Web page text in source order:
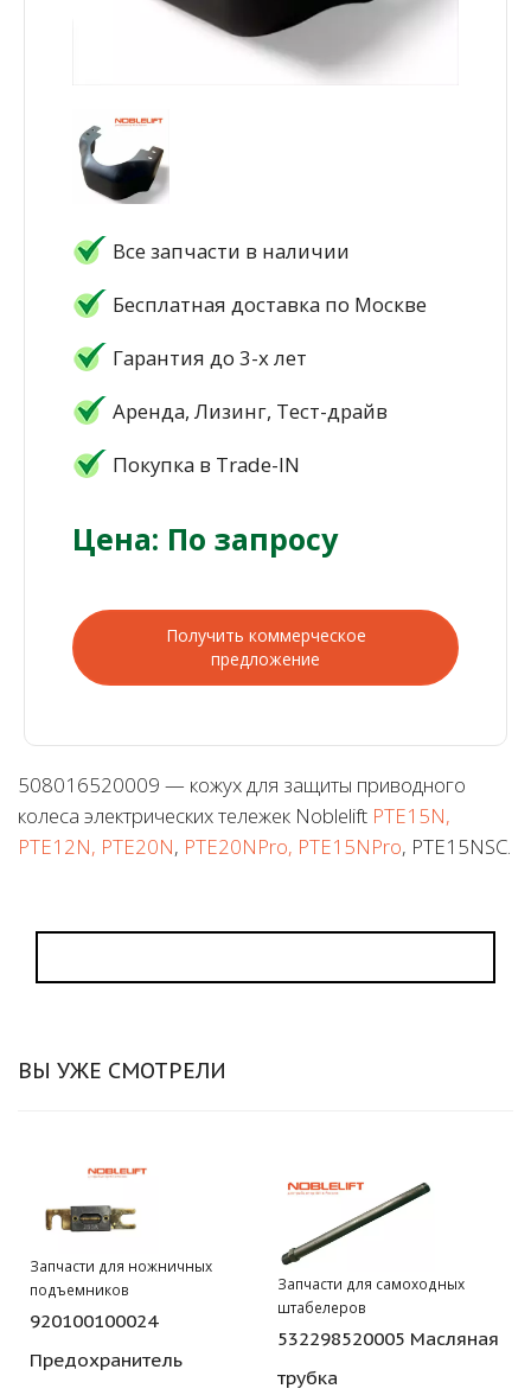
Все запчасти в наличии
Бесплатная доставка по Москве
Гарантия до 3-х лет
Аренда, Лизинг, Тест-драйв
Покупка в Trade-IN
Цена: По запросу
Получить коммерческое
предложение
508016520009 — кожух для защиты приводного
колеса электрических тележек Noblelift PTE15N,
PTE12N, PTE20N, PTE20NPro, PTE15NPro, PTE15NSC.
ВЫ УЖЕ СМОТРЕЛИ
Запчасти для ножничных
подъемников
920100100024
Предохранитель
Запчасти для самоходных
штабелеров
532298520005 Масляная
трубка